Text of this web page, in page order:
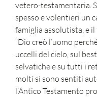
vetero-testamentaria.
spesso e volentieri un
famiglia assolutista, e
“Dio creò l’uomo
uccelli del cielo, sul
selvatiche e su tutti i
molti si sono sentiti
l’Antico Testamento